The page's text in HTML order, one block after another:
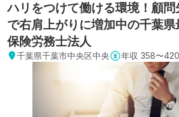
ハリをつけて働ける環境！顧
で右肩上がりに増加中の千葉
保険労務士法人
千葉県千葉市中央区中央 年収 358〜